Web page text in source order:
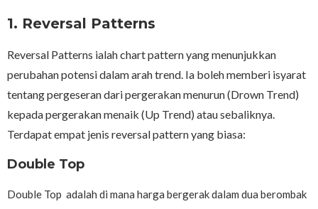
1. Reversal Patterns
Reversal Patterns ialah chart pattern yang menunjukkan
perubahan potensi dalam arah trend. Ia boleh memberi isyarat
tentang pergeseran dari pergerakan menurun (Drown Trend)
kepada pergerakan menaik (Up Trend) atau sebaliknya.
Terdapat empat jenis reversal pattern yang biasa:
Double Top
Double Top adalah di mana harga bergerak dalam dua berombak